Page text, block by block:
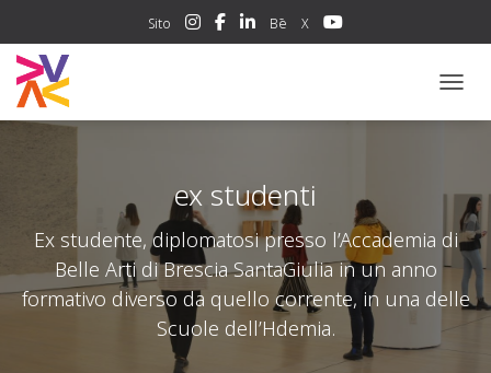
Sito Bē X
ex studenti
Ex studente, diplomatosi presso l’Accademia di
Belle Arti di Brescia SantaGiulia in un anno
formativo diverso da quello corrente, in una delle
Scuole dell’Hdemia.